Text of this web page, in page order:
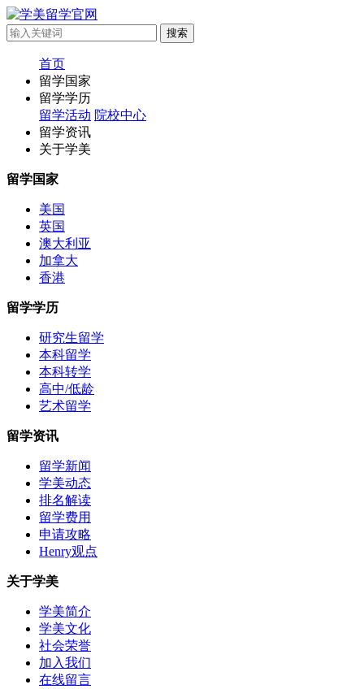
首页
留学国家
留学学历
留学活动 院校中心
留学资讯
关于学美
留学国家
美国
英国
澳大利亚
加拿大
香港
留学学历
研究生留学
本科留学
本科转学
高中/低龄
艺术留学
留学资讯
留学新闻
学美动态
排名解读
留学费用
申请攻略
Henry观点
关于学美
学美简介
学美文化
社会荣誉
加入我们
在线留言